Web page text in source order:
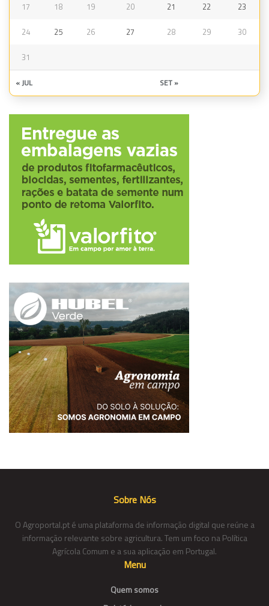
17 18 19 20 21 22 23
24 25 26 27 28 29 30
31
« JUL SET »
Sobre Nós
O Agroportal.pt é uma plataforma de informação digital que reúne a
informação relevante sobre agricultura. Tem um foco na Política
Agrícola Comum e a sua aplicação em Portugal.
Menu
Quem somos